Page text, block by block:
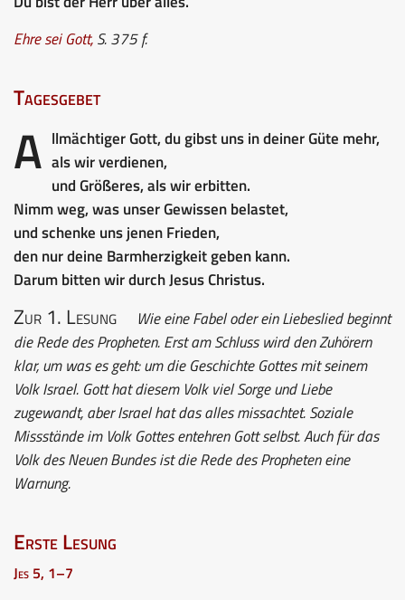
Ehre sei Gott,S. 375 f.
Tagesgebet
A llmächtiger Gott, du gibst uns in deiner Güte mehr,
als wir verdienen,
und Größeres, als wir erbitten.
Nimm weg, was unser Gewissen belastet,
und schenke uns jenen Frieden,
den nur deine Barmherzigkeit geben kann.
Darum bitten wir durch Jesus Christus.
Zur 1. Lesung
Wie eine Fabel oder ein Liebeslied beginnt
die Rede des Propheten. Erst am Schluss wird den Zuhörern
klar, um was es geht: um die Geschichte Gottes mit seinem
Volk Israel. Gott hat diesem Volk viel Sorge und Liebe
zugewandt, aber Israel hat das alles missachtet. Soziale
Missstände im Volk Gottes entehren Gott selbst. Auch für das
Volk des Neuen Bundes ist die Rede des Propheten eine
Warnung.
Erste Lesung
Jes 5, 1–7